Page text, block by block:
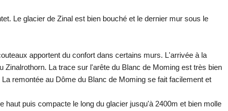
Le glacier de Zinal est bien bouché et le dernier mur sous le
apportent du confort dans certains murs. L'arrivée à la
La trace sur l'arête du Blanc de Moming est très bien
remontée au Dôme du Blanc de Moming se fait facilement et
puis compacte le long du glacier jusqu'à 2400m et bien molle